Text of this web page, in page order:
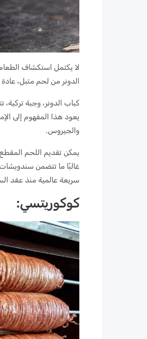
لا يكتمل استكشاف
الدونر من لحم متبل،
كباب الدونر، وجبة
يعود هذا المفهوم إلى
والجيروس.
يمكن تقديم اللحم
غالبًا ما تتضمن
سريعة عالمية منذ عقد
كوكوريتسي: